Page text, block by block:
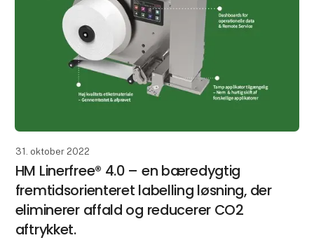
31. oktober 2022
HM Linerfree® 4.0 – en bæredygtig
fremtidsorienteret labelling løsning, der
eliminerer affald og reducerer CO2
aftrykket.